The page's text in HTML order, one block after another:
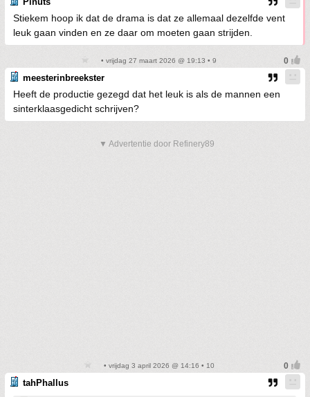
Stiekem hoop ik dat de drama is dat ze allemaal dezelfde vent
leuk gaan vinden en ze daar om moeten gaan strijden.
• vrijdag 27 maart 2026 @ 19:13 • 9
meesterinbreekster
Heeft de productie gezegd dat het leuk is als de mannen een
sinterklaasgedicht schrijven?
▼ Advertentie door Refinery89
• vrijdag 3 april 2026 @ 14:16 • 10
tahPhallus